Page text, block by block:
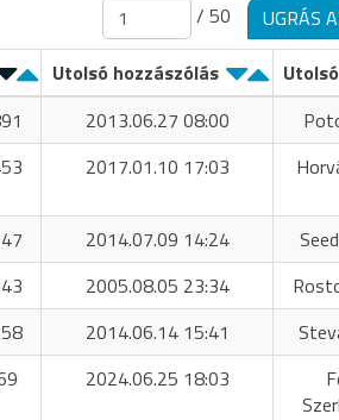
/ 50
UGRÁS
Utolsó hozzászólás
2013.06.27 08:00
2017.01.10 17:03
2014.07.09 14:24
2005.08.05 23:34
2014.06.14 15:41
2024.06.25 18:03